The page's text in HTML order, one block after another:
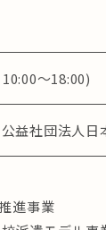
〜18:00)
益社団法人日
進事業